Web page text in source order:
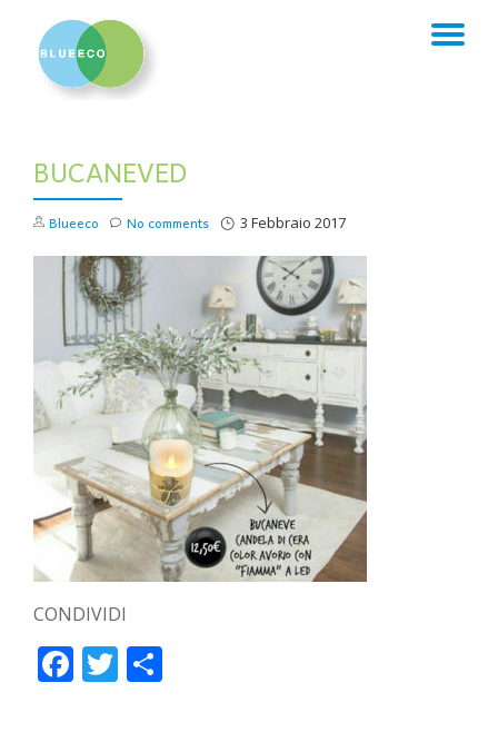
BUCANEVED
Blueeco 3 Febbraio 2017
No comments
CONDIVIDI
FacebookTwitter